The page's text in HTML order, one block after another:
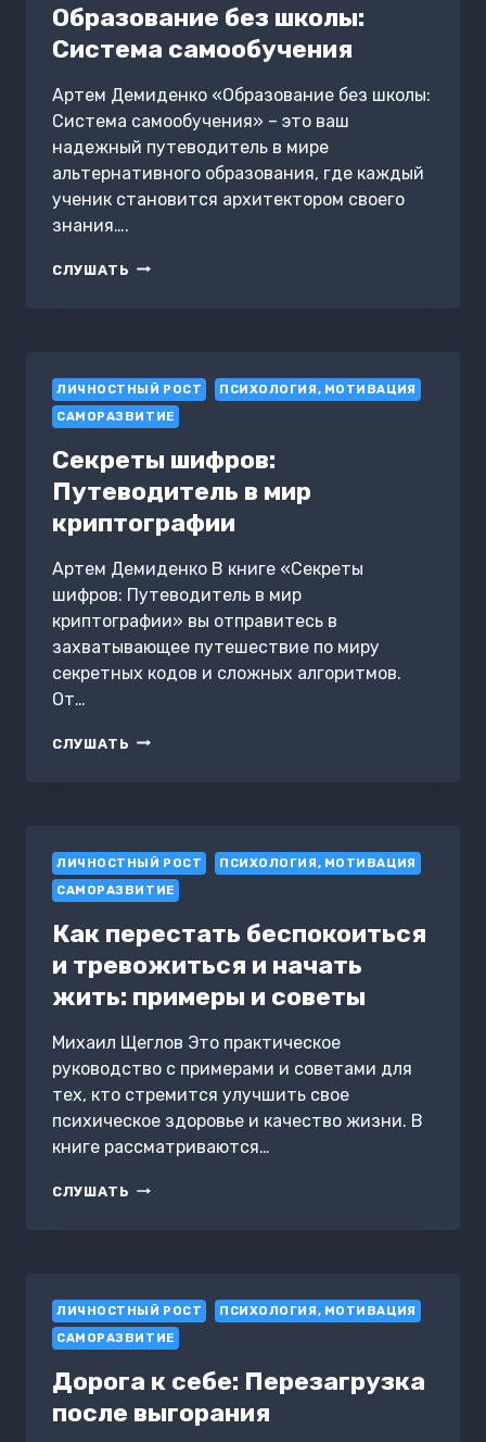
ГАРМОНИИ.
ДЕБОРА
ДЖОНСОН.
Образование без школы:
Система самообучения
Артем Демиденко «Образование без школы:
Система самообучения» – это ваш
надежный путеводитель в мире
альтернативного образования, где каждый
ученик становится архитектором своего
знания….
СЛУШАТЬ ОБРАЗОВАНИЕ
ЛИЧНОСТНЫЙ РОСТ
ПСИХОЛОГИЯ, МОТИВАЦИЯ
САМОРАЗВИТИЕ
Секреты шифров:
Путеводитель в мир
криптографии
Артем Демиденко В книге «Секреты
шифров: Путеводитель в мир
криптографии» вы отправитесь в
захватывающее путешествие по миру
секретных кодов и сложных алгоритмов.
От…
СЛУШАТЬ СЕКРЕТЫ
ЛИЧНОСТНЫЙ РОСТ
ПСИХОЛОГИЯ, МОТИВАЦИЯ
САМОРАЗВИТИЕ
Как перестать беспокоиться
и тревожиться и начать
жить: примеры и советы
Михаил Щеглов Это практическое
руководство с примерами и советами для
тех, кто стремится улучшить свое
психическое здоровье и качество жизни. В
книге рассматриваются…
СЛУШАТЬ КАК
НАЧАТЬ
ЖИТЬ:
ПРИМЕРЫ
И
СОВЕТЫ
ЛИЧНОСТНЫЙ РОСТ
ПСИХОЛОГИЯ, МОТИВАЦИЯ
САМОРАЗВИТИЕ
Дорога к себе: Перезагрузка
после выгорания